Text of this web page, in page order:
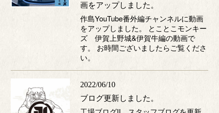
画をアップしました。
作島YouTube番外編チャンネルに動画
をアップしました。 とことこモンキー
ズ 伊賀上野城&伊賀牛編の動画で
す。 お時間ございましたらご覧くださ
い。
2022/06/10
ブログ更新しました。